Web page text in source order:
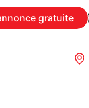
gratuite